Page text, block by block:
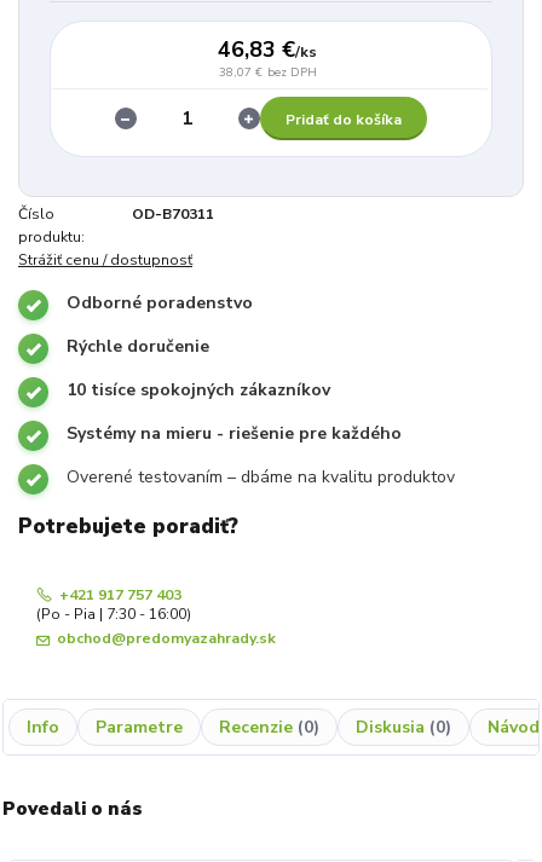
46,83 €/ks
38,07 € bez DPH
Pridať do košíka
Číslo
produktu:
OD-B70311
Strážiť cenu / dostupnosť
Odborné poradenstvo
Rýchle doručenie
10 tisíce spokojných zákazníkov
Systémy na mieru - riešenie pre každého
Overené testovaním – dbáme na kvalitu produktov
Potrebujete poradiť?
+421 917 757 403
(Po - Pia | 7:30 - 16:00)
obchod@predomyazahrady.sk
Info Parametre Recenzie 0 Diskusia 0
Povedali o nás